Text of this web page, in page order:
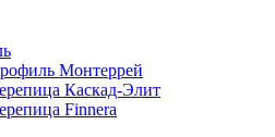
Монтеррей
Каскад-Элит
Finnera